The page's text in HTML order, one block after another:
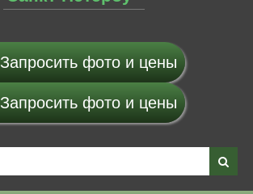
Запросить фото и цены
Запросить фото и цены